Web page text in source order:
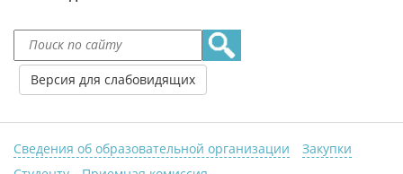
Версия для слабовидящих
Сведения об образовательной организации
Закупки